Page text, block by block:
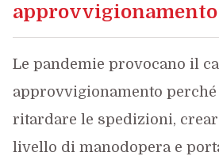
approvvigionamento
Le pandemie provocano il
approvvigionamento perché
ritardare le spedizioni,
livello di manodopera e